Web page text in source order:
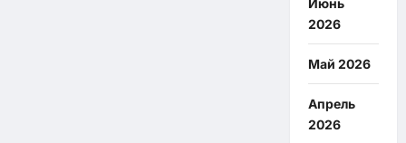
Июнь
2026
Май 2026
Апрель
2026